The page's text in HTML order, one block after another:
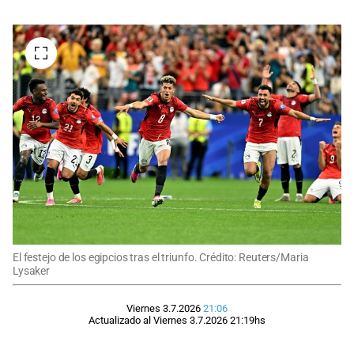
El festejo de los egipcios tras el triunfo. Crédito: Reuters/Maria
Lysaker
Viernes 3.7.2026 21:06
Actualizado al Viernes 3.7.2026 21:19hs